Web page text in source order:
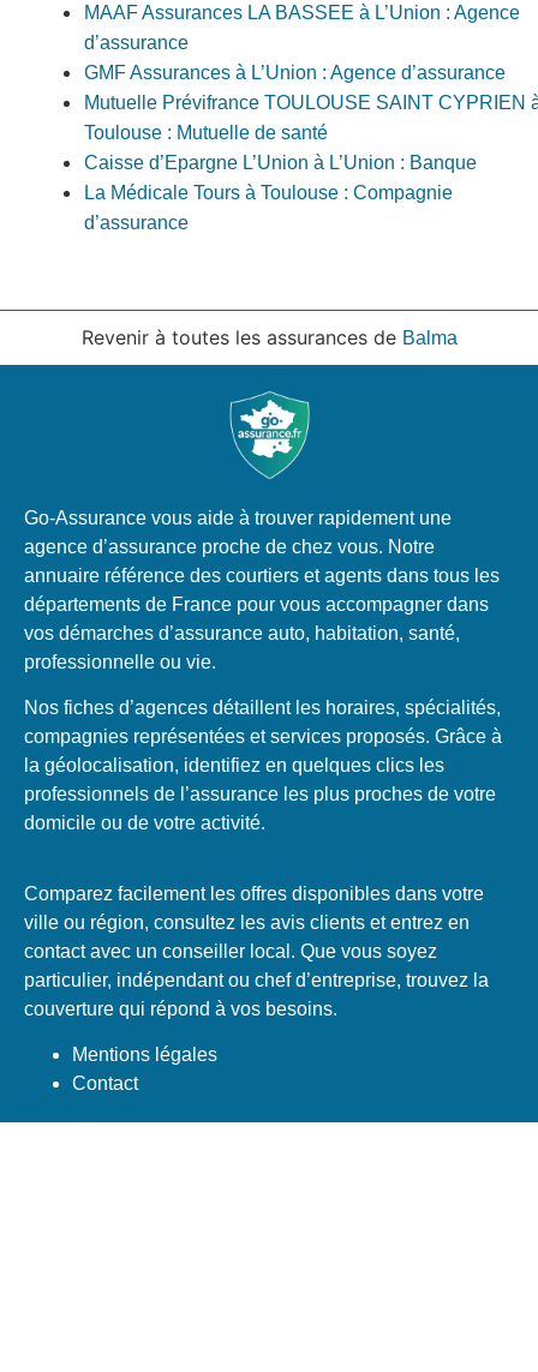
MAAF Assurances LA BASSEE à L’Union : Agence
d’assurance
GMF Assurances à L’Union : Agence d’assurance
Mutuelle Prévifrance TOULOUSE SAINT CYPRIEN
Toulouse : Mutuelle de santé
Caisse d’Epargne L’Union à L’Union : Banque
La Médicale Tours à Toulouse : Compagnie
d’assurance
Revenir à toutes les assurances de Balma
Go-Assurance vous aide à trouver rapidement une
agence d’assurance proche de chez vous. Notre
annuaire référence des courtiers et agents dans tous les
départements de France pour vous accompagner dans
vos démarches d’assurance auto, habitation, santé,
professionnelle ou vie.
Nos fiches d’agences détaillent les horaires, spécialités,
compagnies représentées et services proposés. Grâce à
la géolocalisation, identifiez en quelques clics les
professionnels de l’assurance les plus proches de votre
domicile ou de votre activité.
Comparez facilement les offres disponibles dans votre
ville ou région, consultez les avis clients et entrez en
contact avec un conseiller local. Que vous soyez
particulier, indépendant ou chef d’entreprise, trouvez la
couverture qui répond à vos besoins.
Mentions légales
Contact